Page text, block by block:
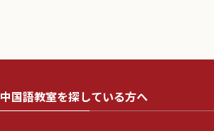
中国語教室を探している方へ